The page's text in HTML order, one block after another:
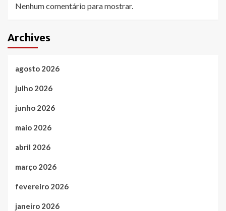
Nenhum comentário para mostrar.
Archives
agosto 2026
julho 2026
junho 2026
maio 2026
abril 2026
março 2026
fevereiro 2026
janeiro 2026